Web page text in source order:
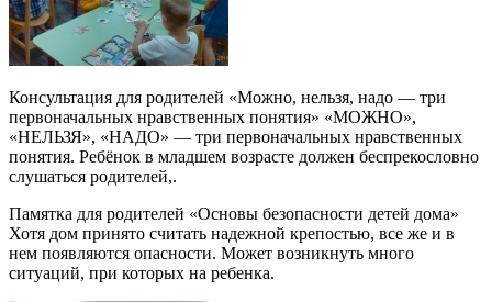
Консультация для родителей «Можно, нельзя, надо — три
первоначальных нравственных понятия» «МОЖНО»,
«НЕЛЬЗЯ», «НАДО» — три первоначальных нравственных
понятия. Ребёнок в младшем возрасте должен беспрекословно
слушаться родителей,.
Памятка для родителей «Основы безопасности детей дома»
Хотя дом принято считать надежной крепостью, все же и в
нем появляются опасности. Может возникнуть много
ситуаций, при которых на ребенка.